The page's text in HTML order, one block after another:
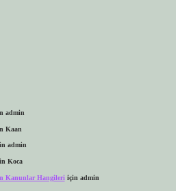
admin
Kaan
admin
Koca
Kanunlar Hangileri için admin